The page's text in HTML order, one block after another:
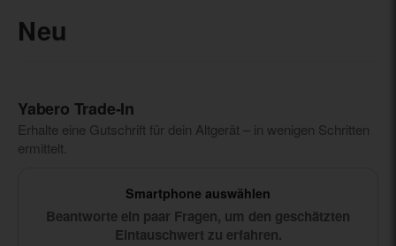
Neu
Yabero Trade‑In
Erhalte eine Gutschrift für dein Altgerät – in wenigen Schritten
ermittelt.
Smartphone auswählen
Beantworte ein paar Fragen, um den geschätzten
Eintauschwert zu erfahren.